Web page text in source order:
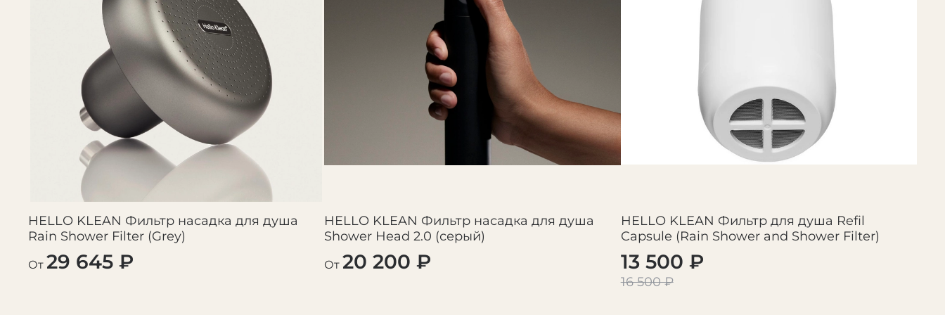
которые сушат кожу и волосы.
Состав не содержит более 1600 ингредиентов, вызывающих
потенциальные опасения, таких как SLS, SLES, парабены,
фталаты и силиконы.
HELLO KLEAN Фильтр насадка для душа
Rain Shower Filter (Grey)
От 29 645 ₽
HELLO KLEAN Фильтр насадка для душа
Shower Head 2.0 (серый)
От 20 200 ₽
HELLO KLEAN Фильтр для душа Refil
Capsule (Rain Shower and Shower Filter)
13 500 ₽
16 500 ₽